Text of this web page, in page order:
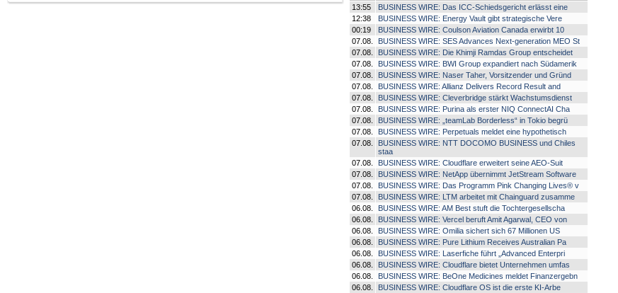
13:55
BUSINESS WIRE: Das ICC-Schiedsgericht erlässt eine
12:38
BUSINESS WIRE: Energy Vault gibt strategische Vere
00:19
BUSINESS WIRE: Coulson Aviation Canada erwirbt 10
07.08.
BUSINESS WIRE: SES Advances Next-generation MEO St
07.08.
BUSINESS WIRE: Die Khimji Ramdas Group entscheidet
07.08.
BUSINESS WIRE: BWI Group expandiert nach Südamerik
07.08.
BUSINESS WIRE: Naser Taher, Vorsitzender und Gründ
07.08.
BUSINESS WIRE: Allianz Delivers Record Result and
07.08.
BUSINESS WIRE: Cleverbridge stärkt Wachstumsdienst
07.08.
BUSINESS WIRE: Purina als erster NIQ ConnectAI Cha
07.08.
BUSINESS WIRE: „teamLab Borderless“ in Tokio begrü
07.08.
BUSINESS WIRE: Perpetuals meldet eine hypothetisch
07.08.
BUSINESS WIRE: NTT DOCOMO BUSINESS und Chiles
staa
07.08.
BUSINESS WIRE: Cloudflare erweitert seine AEO-Suit
07.08.
BUSINESS WIRE: NetApp übernimmt JetStream Software
07.08.
BUSINESS WIRE: Das Programm Pink Changing Lives® v
07.08.
BUSINESS WIRE: LTM arbeitet mit Chainguard zusamme
06.08.
BUSINESS WIRE: AM Best stuft die Tochtergesellscha
06.08.
BUSINESS WIRE: Vercel beruft Amit Agarwal, CEO von
06.08.
BUSINESS WIRE: Omilia sichert sich 67 Millionen US
06.08.
BUSINESS WIRE: Pure Lithium Receives Australian Pa
06.08.
BUSINESS WIRE: Laserfiche führt „Advanced Enterpri
06.08.
BUSINESS WIRE: Cloudflare bietet Unternehmen umfas
06.08.
BUSINESS WIRE: BeOne Medicines meldet Finanzergebn
06.08.
BUSINESS WIRE: Cloudflare OS ist die erste KI-Arbe